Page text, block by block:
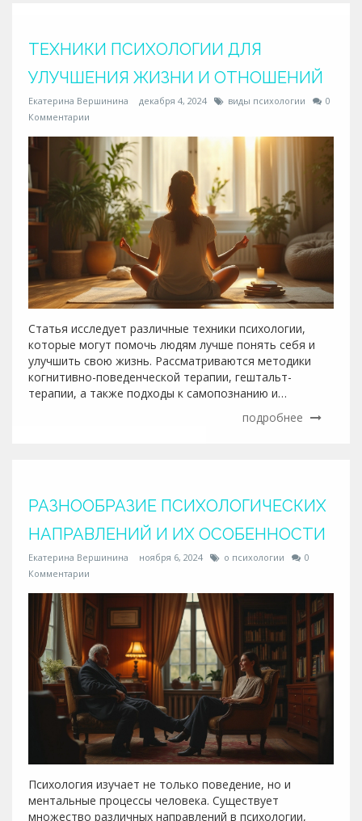
ТЕХНИКИ ПСИХОЛОГИИ ДЛЯ
УЛУЧШЕНИЯ ЖИЗНИ И ОТНОШЕНИЙ
Екатерина Вершинина декабря 4, 2024 виды психологии
0
Комментарии
Статья исследует различные техники психологии,
которые могут помочь людям лучше понять себя и
улучшить свою жизнь. Рассматриваются методики
когнитивно-поведенческой терапии, гештальт-
терапии, а также подходы к самопознанию и
только в терапии, но и в повседневной жизни для
их эффективности.
подробнее
РАЗНООБРАЗИЕ ПСИХОЛОГИЧЕСКИХ
НАПРАВЛЕНИЙ И ИХ ОСОБЕННОСТИ
Екатерина Вершинина ноября 6, 2024 о психологии
0
Комментарии
Психология изучает не только поведение, но и
ментальные процессы человека. Существует
множество различных направлений в психологии,